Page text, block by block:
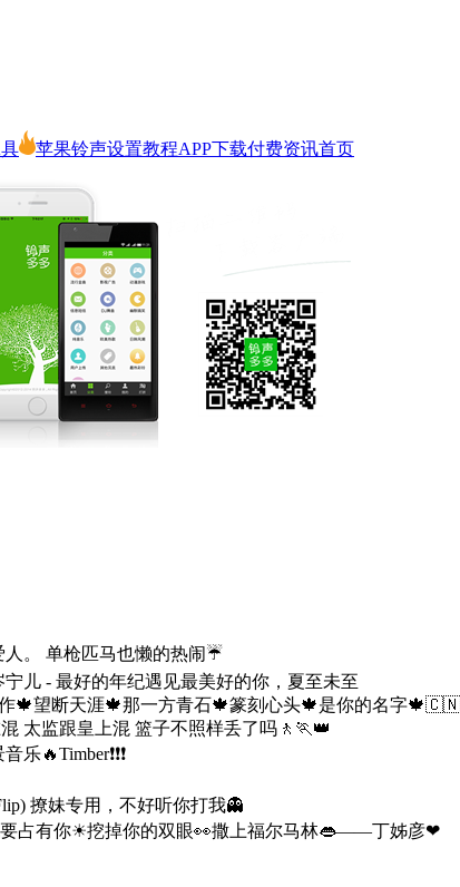
苹果铃声设置教程APP下载付费资讯首页
。 单枪匹马也懒的热闹☔
儿 - 最好的年纪遇见最美好的你，夏至未至
🍁望断天涯🍁那一方青石🍁篆刻心头🍁是你的名字
太监跟皇上混 篮子不照样丢了吗🚶🏃👑
🔥Timber❗❗❗
撩妹专用，不好听你打我👻
要占有你☀挖掉你的双眼👀撒上福尔马林👄——丁姊彦❤